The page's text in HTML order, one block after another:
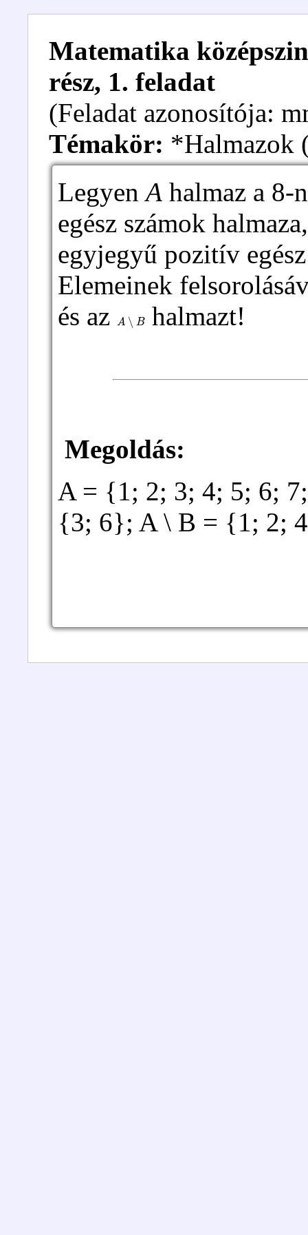
Matematika
rész, 1. feladat
(Feladat azonosítója:
Témakör: *Halmazok
LegyenA halmaz a 8-
egész számok
egyjegyű pozitív
Elemeinek
és az
A ∖ B halmazt!
Megoldás:
A = {1; 2; 3; 4; 5; 6;
{3; 6}; A \ B = {1; 2;